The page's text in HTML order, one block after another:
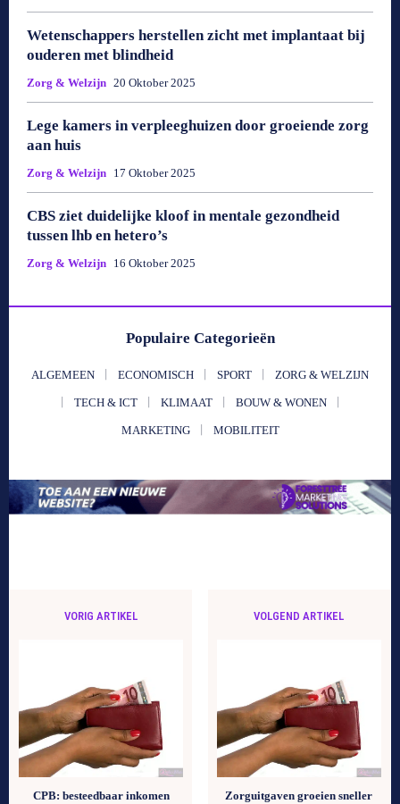
Wetenschappers herstellen zicht met implantaat bij
ouderen met blindheid
Zorg & Welzijn 20 Oktober 2025
Lege kamers in verpleeghuizen door groeiende zorg
aan huis
Zorg & Welzijn 17 Oktober 2025
CBS ziet duidelijke kloof in mentale gezondheid
tussen lhb en hetero’s
Zorg & Welzijn 16 Oktober 2025
Populaire Categorieën
ALGEMEEN ECONOMISCH SPORT ZORG & WELZIJN
TECH & ICT KLIMAAT BOUW & WONEN
MARKETING MOBILITEIT
VORIG ARTIKEL
CPB: besteedbaar inkomen
VOLGEND ARTIKEL
Zorguitgaven groeien sneller